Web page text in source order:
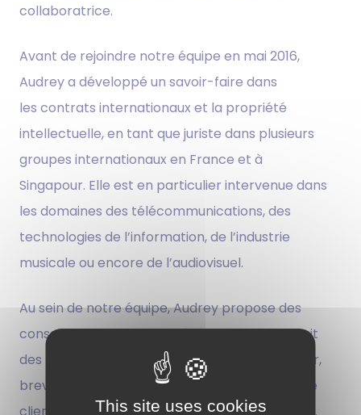
collaboratrice.
Avant de rejoindre notre équipe en mai 2016,
Audrey a développé un savoir-faire dans
les contrats internationaux et la propriété
intellectuelle, en tant que juriste dans plusieurs
groupes internationaux en France et à
Singapour. Elle est en particulier intervenue dans
les domaines des télécommunications, des
technologies de l’information, de l’industrie
musicale ou encore de l’audiovisuel.
Au sein de notre équipe, Audrey propose des
conseils juridiques en matière de contrats, droit
des marques, noms de domaine, droits d’auteur,
brevets, tout particulièrement à destination de
clients européens ayant des activités en Chine.
This site uses cookies